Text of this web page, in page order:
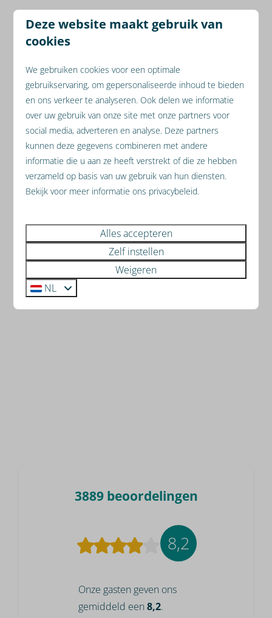
Ons resort ligt vlak bij de grens met Duitsland en
België, dus breng zeker een bezoekje aan onze
Speeltuin en buitenzwembad
Speelplaats met speeltoestellen en buitenzwembad
met een kinderbad en terras met ligbedjes.
Verken de natuur van Limburg samen met uwhond. In
enkele vakantiehuizen is uw dierenvriend welkom.
3889 beoordelingen
8,2
Onze gasten geven ons
gemiddeld een 8,2.
Deze website maakt gebruik van
cookies
We gebruiken cookies voor een optimale
gebruikservaring, om gepersonaliseerde inhoud te bieden
en ons verkeer te analyseren. Ook delen we informatie
over uw gebruik van onze site met onze partners voor
social media, adverteren en analyse. Deze partners
kunnen deze gegevens combineren met andere
informatie die u aan ze heeft verstrekt of die ze hebben
verzameld op basis van uw gebruik van hun diensten.
Bekijk voor meer informatie ons privacybeleid.
Alles accepteren
Zelf instellen
Weigeren
NL